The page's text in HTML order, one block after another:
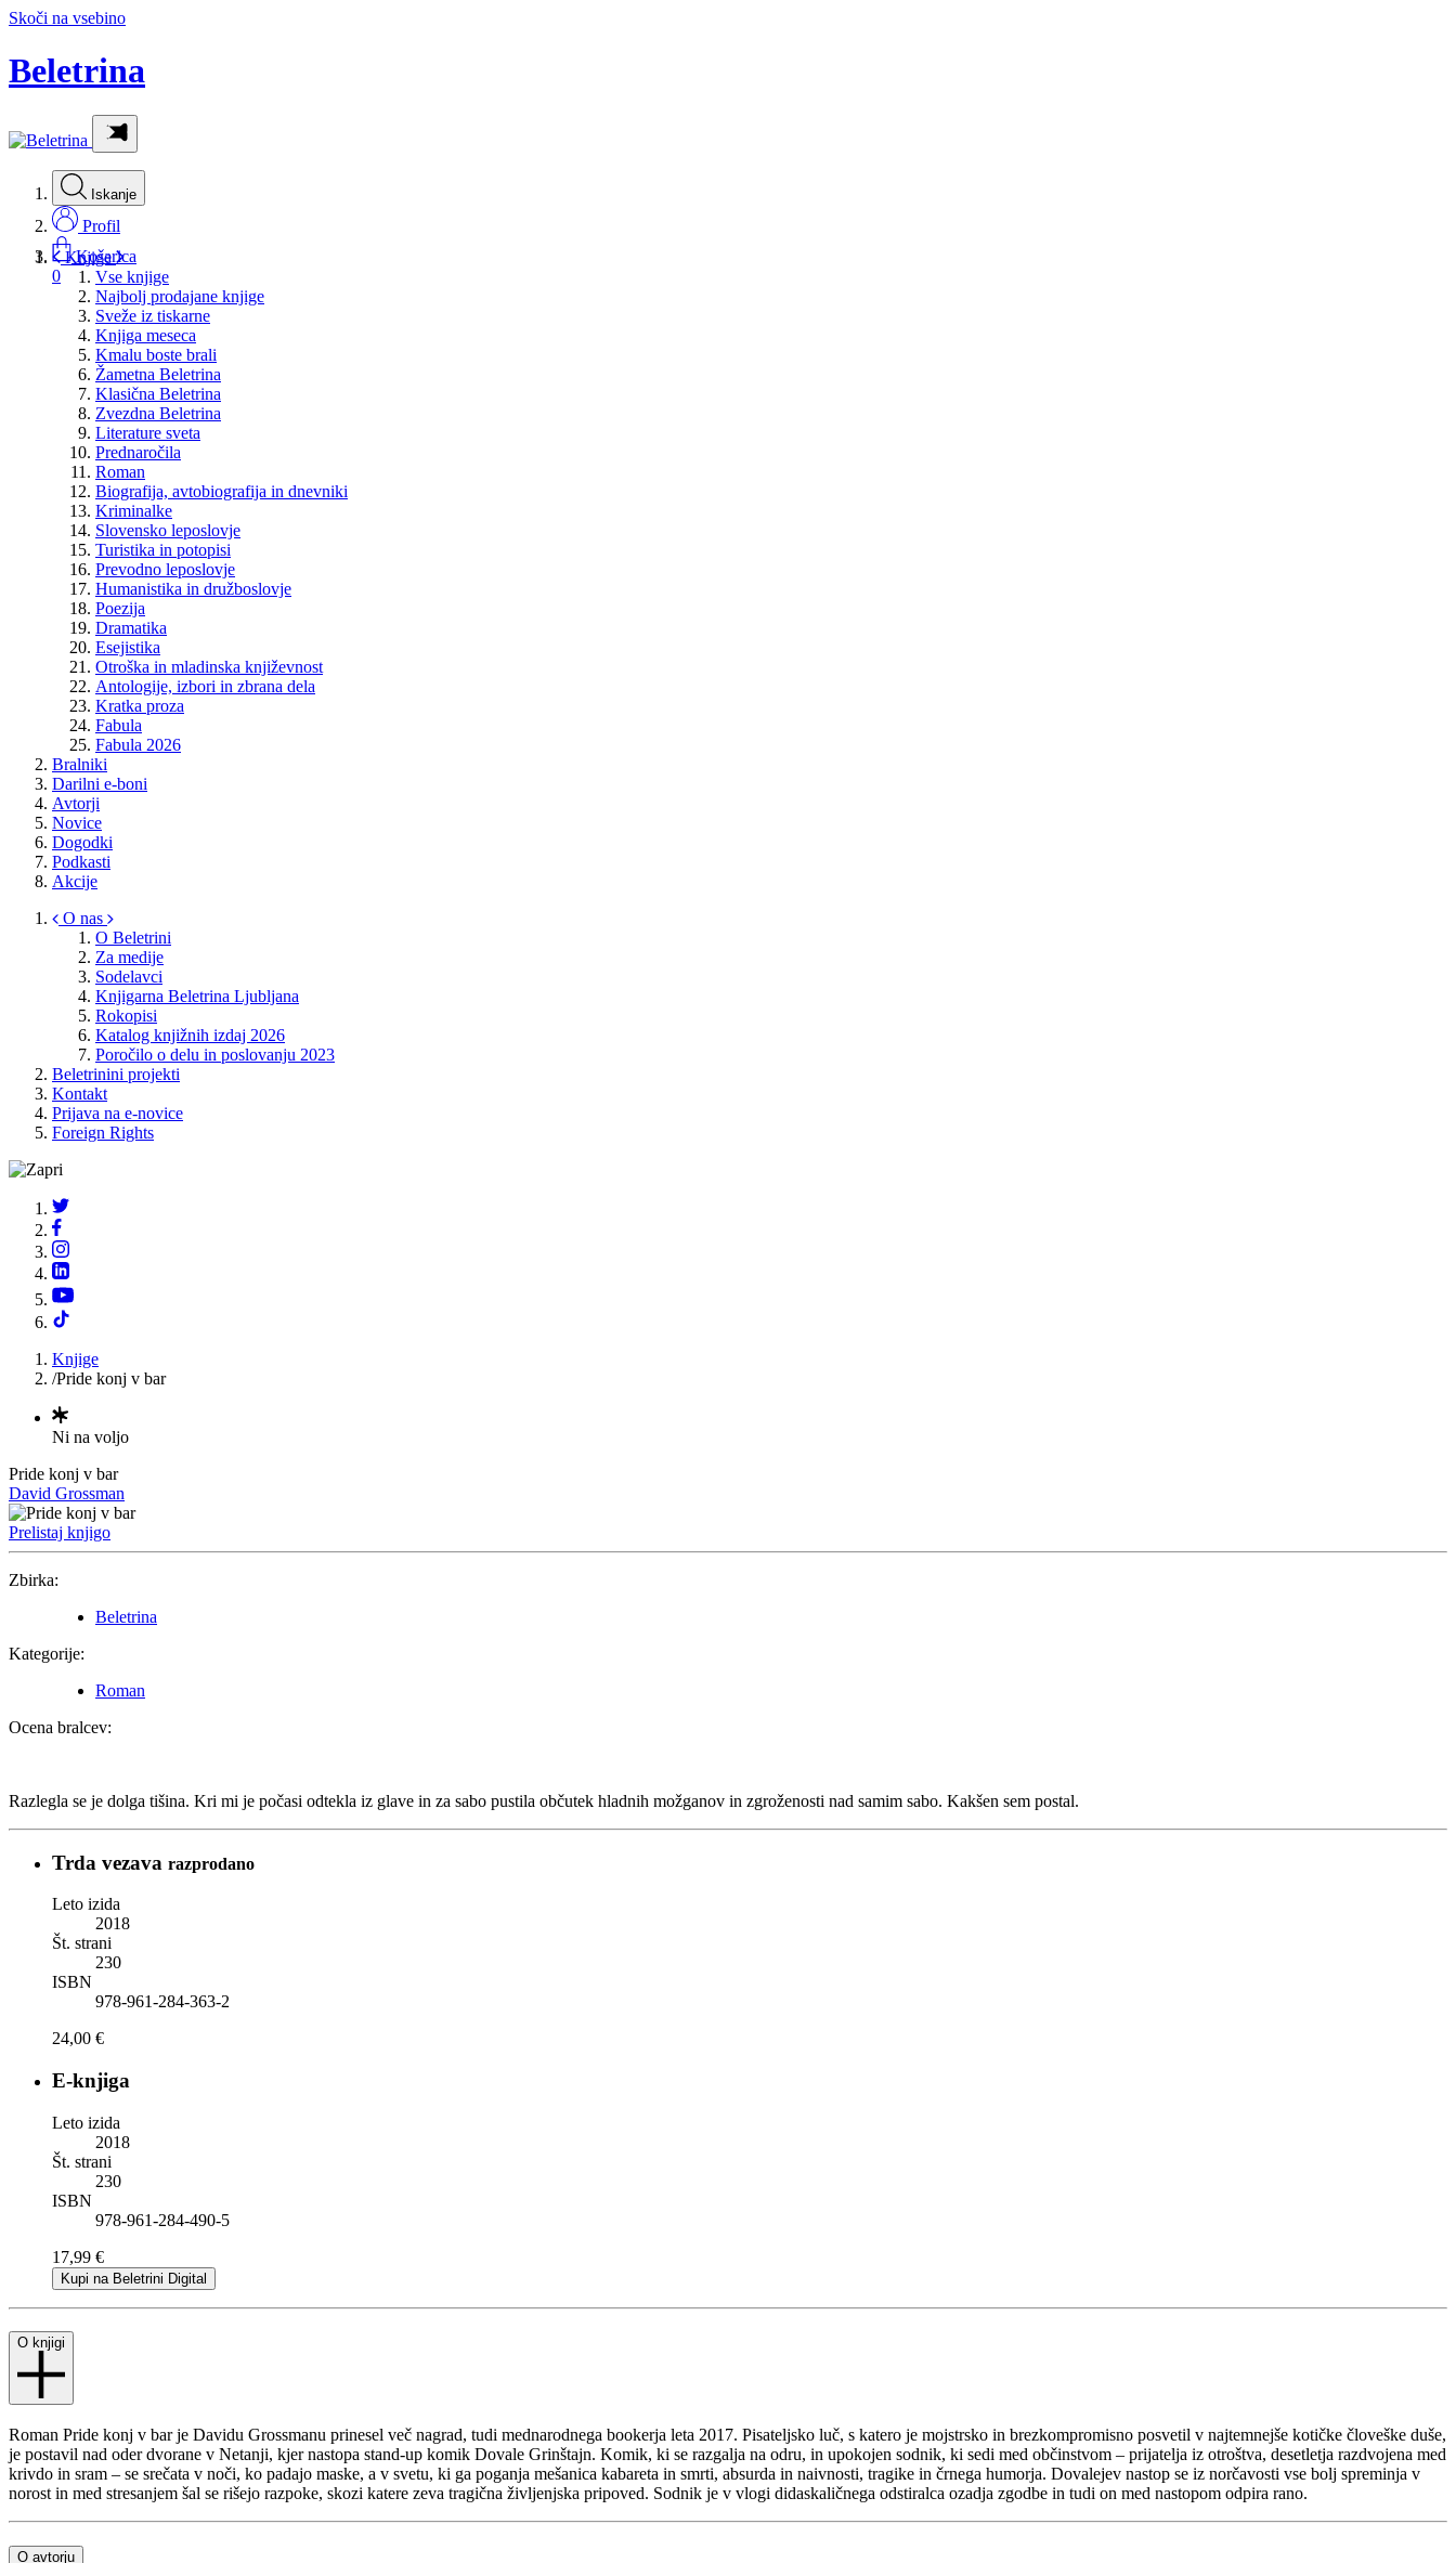
Skoči na vsebino
Beletrina
Iskanje
Profil
Košarica
0
Knjige
Vse knjige
Najbolj prodajane knjige
Sveže iz tiskarne
Knjiga meseca
Kmalu boste brali
Žametna Beletrina
Klasična Beletrina
Zvezdna Beletrina
Literature sveta
Prednaročila
Roman
Biografija, avtobiografija in dnevniki
Kriminalke
Slovensko leposlovje
Turistika in potopisi
Prevodno leposlovje
Humanistika in družboslovje
Poezija
Dramatika
Esejistika
Otroška in mladinska književnost
Antologije, izbori in zbrana dela
Kratka proza
Fabula
Fabula 2026
Bralniki
Darilni e-boni
Avtorji
Novice
Dogodki
Podkasti
Akcije
O nas
O Beletrini
Za medije
Sodelavci
Knjigarna Beletrina Ljubljana
Rokopisi
Katalog knjižnih izdaj 2026
Poročilo o delu in poslovanju 2023
Beletrinini projekti
Kontakt
Prijava na e-novice
Foreign Rights
Knjige
/Pride konj v bar
Ni na voljo
Pride konj v bar
David Grossman
Prelistaj knjigo
Zbirka:
Beletrina
Kategorije:
Roman
Ocena bralcev:
Razlegla se je dolga tišina. Kri mi je počasi odtekla iz glave in za sabo pustila občutek hladnih možganov in zgroženosti nad samim sabo. Kakšen sem postal.
Trda vezava razprodano
Leto izida
2018
Št. strani
230
ISBN
978-961-284-363-2
24,00 €
E-knjiga
Leto izida
2018
Št. strani
230
ISBN
978-961-284-490-5
17,99 €
Kupi na Beletrini Digital
O knjigi
Roman Pride konj v bar je Davidu Grossmanu prinesel več nagrad, tudi mednarodnega bookerja leta 2017. Pisateljsko luč, s katero je mojstrsko in brezkompromisno posvetil v najtemnejše kotičke človeške duše,
je postavil nad oder dvorane v Netanji, kjer nastopa stand-up komik Dovale Grinštajn. Komik, ki se razgalja na odru, in upokojen sodnik, ki sedi med občinstvom – prijatelja iz otroštva, desetletja razdvojena med
krivdo in sram – se srečata v noči, ko padajo maske, a v svetu, ki ga poganja mešanica kabareta in smrti, absurda in naivnosti, tragike in črnega humorja. Dovalejev nastop se iz norčavosti vse bolj spreminja v
norost in med stresanjem šal se rišejo razpoke, skozi katere zeva tragična življenjska pripoved. Sodnik je v vlogi didaskaličnega odstiralca ozadja zgodbe in tudi on med nastopom odpira rano.
O avtorju